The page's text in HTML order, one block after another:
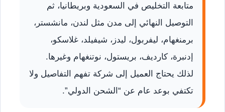
متابعة التخليص في السعودية وبريطانيا، ثم
التوصيل النهائي إلى مدن مثل لندن، مانشستر،
برمنغهام، ليفربول، ليدز، شيفيلد، غلاسكو،
إدنبرة، كارديف، بريستول، نوتنغهام وغيرها.
لذلك يحتاج العميل إلى شركة تفهم التفاصيل ولا
تكتفي بوعد عام عن “الشحن الدولي”.